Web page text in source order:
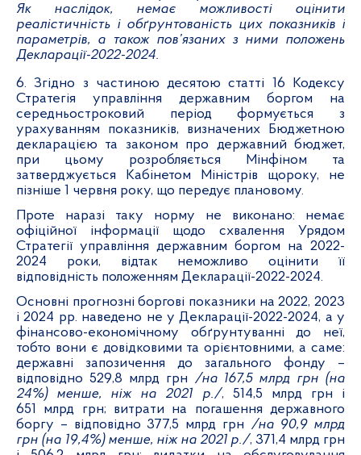
Як наслідок, немає можливості оцінити
реалістичність і обґрунтованість цих показників і
параметрів, а також пов’язаних з ними положень
Декларації-2022-2024.
6. Згідно з частиною десятою статті 16 Кодексу
Стратегія управління державним боргом на
середньостроковий період формується з
урахуванням показників, визначених Бюджетною
декларацією та законом про державний бюджет,
при цьому розробляється Мінфіном та
затверджується Кабінетом Міністрів щороку, не
пізніше 1 червня року, що передує плановому.
Проте наразі таку норму не виконано: немає
офіційної інформації щодо схвалення Урядом
Стратегії управління державним боргом на 2022-
2024 роки, відтак неможливо оцінити її
відповідність положенням Декларації-2022-2024.
Основні прогнозні боргові показники на 2022, 2023
і 2024 рр. наведено не у Декларації-2022-2024, а у
фінансово-економічному обґрунтуванні до неї,
тобто вони є довідковими та орієнтовними, а саме:
державні запозичення до загального фонду –
відповідно 529,8 млрд грн /на 167,5 млрд грн (на
24%) менше, ніж на 2021 р./, 514,5 млрд грн і
651 млрд грн; витрати на погашення державного
боргу – відповідно 377,5 млрд грн /на 90,9 млрд
грн (на 19,4%) менше, ніж на 2021 р./, 371,4 млрд грн